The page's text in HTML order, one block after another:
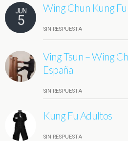
JUN
5
Wing Chun Kung Fu
SIN RESPUESTA
Ving Tsun – Wing
España
SIN RESPUESTA
Kung Fu Adultos
SIN RESPUESTA